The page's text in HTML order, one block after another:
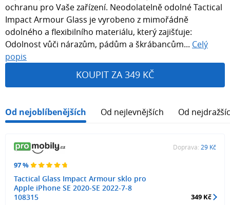
ochranu pro Vaše zařízení. Neodolatelně odolné Tactical
Impact Armour Glass je vyrobeno z mimořádně
odolného a flexibilního materiálu, který zajišťuje:
Odolnost vůči nárazům, pádům a škrábancům... Celý
popis
KOUPIT ZA 349 KČ
Od nejoblíbenějších Od nejlevnějších Od
97 %
Tactical Glass Impact Armour sklo pro
Apple iPhone SE 2020-SE 2022-7-8
108315
Doprava: 29 Kč
349 Kč